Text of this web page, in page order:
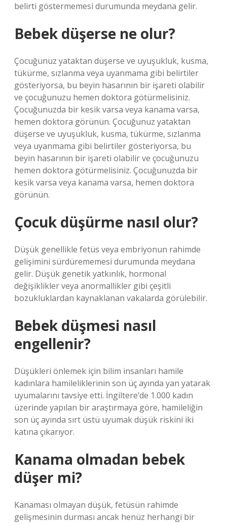
belirti göstermemesi durumunda meydana gelir.
Bebek düşerse ne olur?
Çocuğunuz yataktan düşerse ve uyuşukluk, kusma,
tükürme, sızlanma veya uyanmama gibi belirtiler
gösteriyorsa, bu beyin hasarının bir işareti olabilir
ve çocuğunuzu hemen doktora götürmelisiniz.
Çocuğunuzda bir kesik varsa veya kanama varsa,
hemen doktora görünün. Çocuğunuz yataktan
düşerse ve uyuşukluk, kusma, tükürme, sızlanma
veya uyanmama gibi belirtiler gösteriyorsa, bu
beyin hasarının bir işareti olabilir ve çocuğunuzu
hemen doktora götürmelisiniz. Çocuğunuzda bir
kesik varsa veya kanama varsa, hemen doktora
görünün.
Çocuk düşürme nasıl olur?
Düşük genellikle fetüs veya embriyonun rahimde
gelişimini sürdürememesi durumunda meydana
gelir. Düşük genetik yatkınlık, hormonal
değişiklikler veya anormallikler gibi çeşitli
bozukluklardan kaynaklanan vakalarda görülebilir.
Bebek düşmesi nasıl
engellenir?
Düşükleri önlemek için bilim insanları hamile
kadınlara hamileliklerinin son üç ayında yan yatarak
uyumalarını tavsiye etti. İngiltere’de 1.000 kadın
üzerinde yapılan bir araştırmaya göre, hamileliğin
son üç ayında sırt üstü uyumak düşük riskini iki
katına çıkarıyor.
Kanama olmadan bebek
düşer mi?
Kanaması olmayan düşük, fetüsün rahimde
gelişmesinin durması ancak henüz herhangi bir